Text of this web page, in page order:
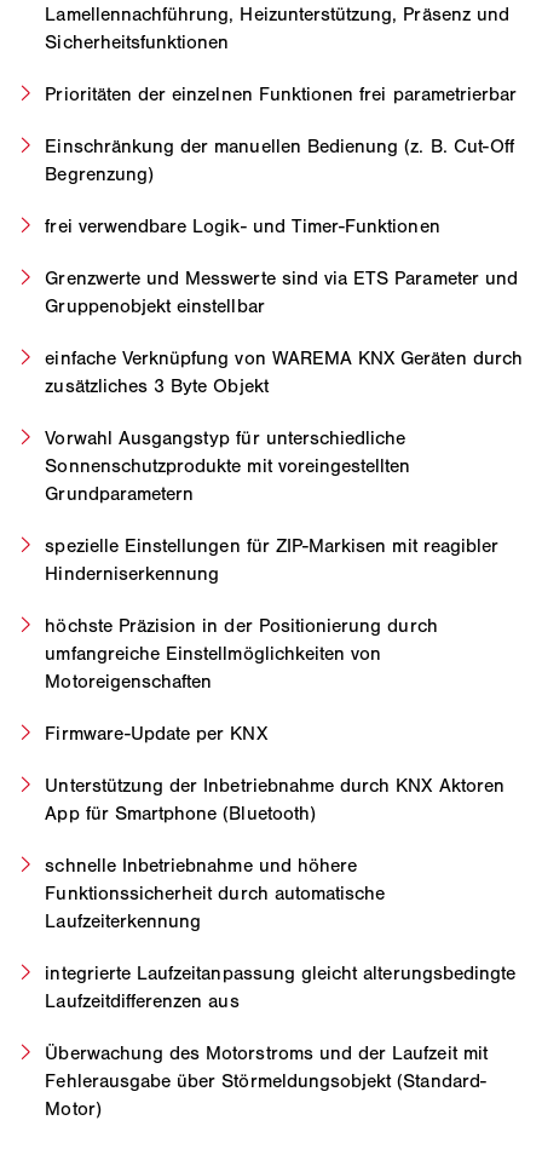
Lamellennachführung, Heizunterstützung, Präsenz und
Sicherheitsfunktionen
Prioritäten der einzelnen Funktionen frei parametrierbar
Einschränkung der manuellen Bedienung (z. B. Cut-Off
Begrenzung)
frei verwendbare Logik- und Timer-Funktionen
Grenzwerte und Messwerte sind via ETS Parameter und
Gruppenobjekt einstellbar
einfache Verknüpfung von WAREMA KNX Geräten durch
zusätzliches 3 Byte Objekt
Vorwahl Ausgangstyp für unterschiedliche
Sonnenschutzprodukte mit voreingestellten
Grundparametern
spezielle Einstellungen für ZIP-Markisen mit reagibler
Hinderniserkennung
höchste Präzision in der Positionierung durch
umfangreiche Einstellmöglichkeiten von
Motoreigenschaften
Firmware-Update per KNX
Unterstützung der Inbetriebnahme durch KNX Aktoren
App für Smartphone (Bluetooth)
schnelle Inbetriebnahme und höhere
Funktionssicherheit durch automatische
Laufzeiterkennung
integrierte Laufzeitanpassung gleicht alterungsbedingte
Laufzeitdifferenzen aus
Überwachung des Motorstroms und der Laufzeit mit
Fehlerausgabe über Störmeldungsobjekt (Standard-
Motor)